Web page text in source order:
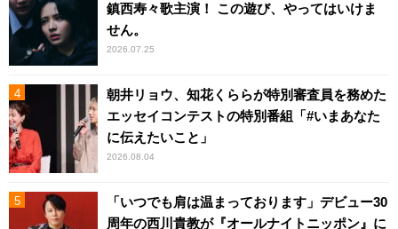
鎮西寿々歌主演！ この遊び、やってはいけま
せん。
2026.07.25
朝井リョウ、知花くららが特別審査員を務めた
エッセイコンテストの特別番組「#いまあなた
に伝えたいこと」
2026.08.04
「いつでも肩は温まっております」デビュー30
周年の西川貴教が『オールナイトニッポン』に